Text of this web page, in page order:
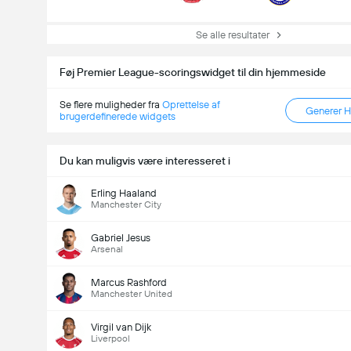
Se alle resultater
Føj Premier League-scoringswidget til din hjemmeside
Se flere muligheder fra Oprettelse af
brugerdefinerede widgets
Generer
Du kan muligvis være interesseret i
Erling Haaland
Manchester City
Gabriel Jesus
Arsenal
Marcus Rashford
Manchester United
Virgil van Dijk
Liverpool